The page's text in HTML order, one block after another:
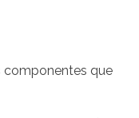
componentes que